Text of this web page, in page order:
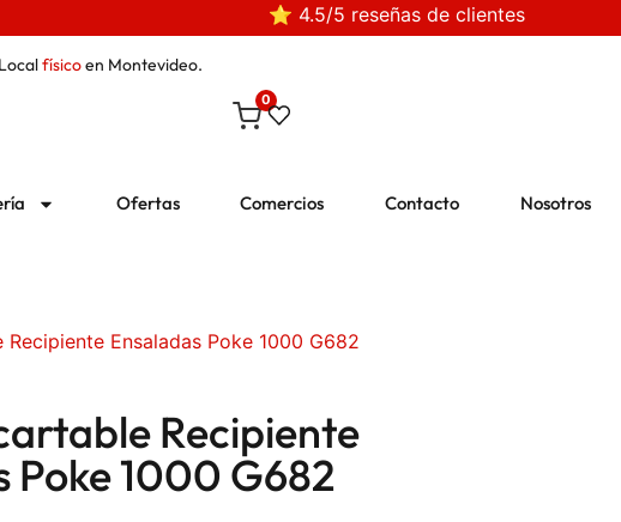
⭐ 4.5/5 reseñas de clientes
Localfísicoen Montevideo.
0
Ofertas Comercios Contacto Nosotros
Ensaladas Poke 1000 G682
Recipiente
Poke 1000 G682